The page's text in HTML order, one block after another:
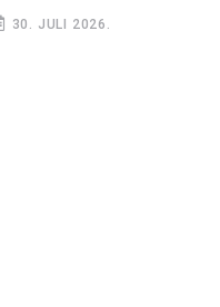
30. JULI 2026.